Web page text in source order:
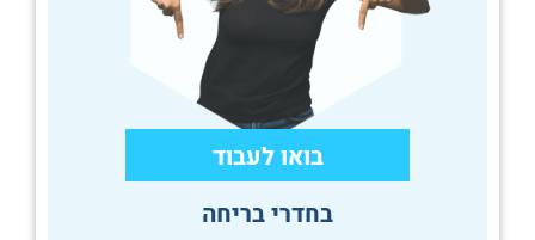
בואו לעבוד
בחדרי בריחה